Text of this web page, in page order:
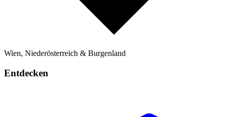
Wien, Niederösterreich & Burgenland
Entdecken